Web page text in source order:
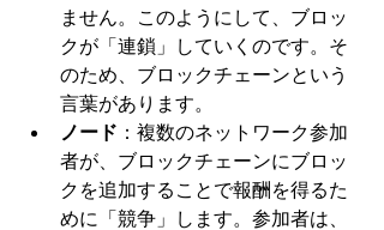
ません。このようにして、ブロッ
クが「連鎖」していくのです。そ
のため、ブロックチェーンという
言葉があります。
ノード ：複数のネットワーク参加
者が、ブロックチェーンにブロッ
クを追加することで報酬を得るた
めに「競争」します。参加者は、